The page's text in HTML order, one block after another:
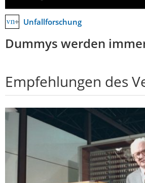
Unfallforschung
Dummys werden
Empfehlungen des